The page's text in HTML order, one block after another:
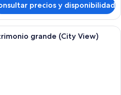
precios y disponibilidad
Suite junior, 1 cama de matrimonio
grande (City View)